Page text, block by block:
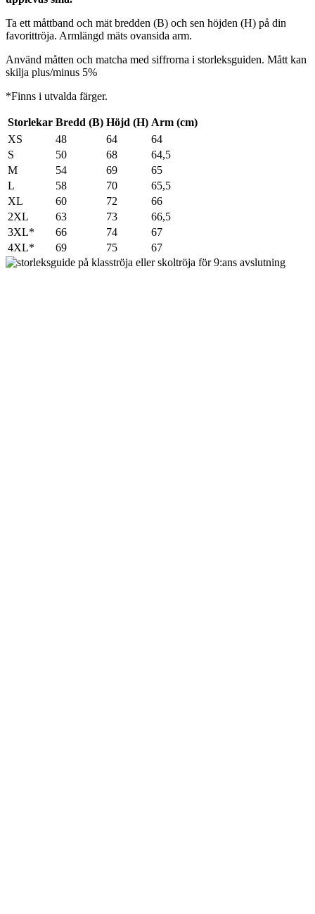
Ta ett måttband och mät bredden (B) och sen höjden (H) på din
favorittröja. Armlängd mäts ovansida arm.
Använd måtten och matcha med siffrorna i storleksguiden. Mått kan
skilja plus/minus 5%
*Finns i utvalda färger.
Storlekar Bredd (B) Höjd (H) Arm (cm)
XS
48 64
64
S
50 68
64,5
M
54 69
65
L
58 70
65,5
XL
60 72
66
2XL
63 73
66,5
3XL*
66 74
67
4XL*
69 75 67